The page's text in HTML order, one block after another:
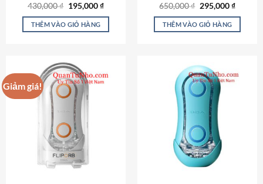
Được xếp
hạng4.78
5 sao
430,000₫ Giá
là:
430,000 ₫.
195,000₫Giá
tại
THÊM VÀO GIỎ HÀNG
Được xếp
hạng4.69
5 sao
650,000₫ Giá
là:
650,000 ₫.
295,000₫Giá
tại
THÊM VÀO GIỎ HÀNG
Giảm giá!